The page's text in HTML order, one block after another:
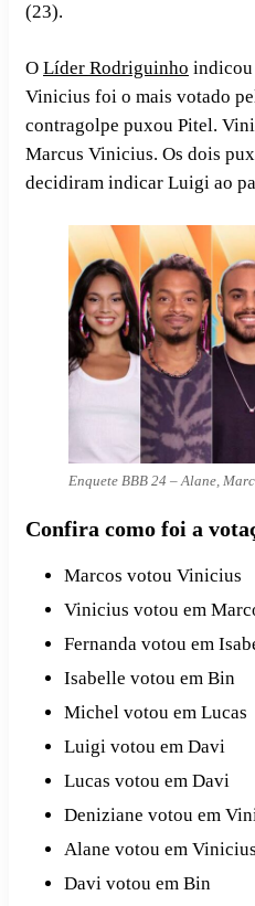
(23).
O Líder Rodriguinho indicou
Vinicius foi o mais votado
contragolpe puxou Pitel.
Marcus Vinicius. Os dois
decidiram indicar Luigi ao
Enquete BBB 24 – Alane,
Confira como foi a
Marcos votou Vinicius
Vinicius votou em
Fernanda votou em
Isabelle votou em Bin
Michel votou em Lucas
Luigi votou em Davi
Lucas votou em Davi
Deniziane votou em
Alane votou em Vinicius
Davi votou em Bin